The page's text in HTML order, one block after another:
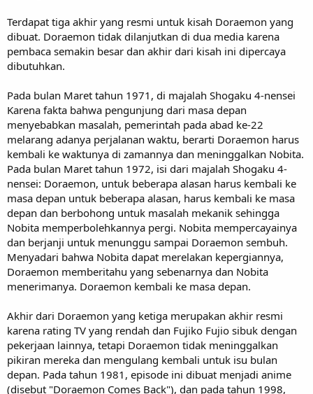
Terdapat tiga akhir yang resmi untuk kisah Doraemon yang
dibuat. Doraemon tidak dilanjutkan di dua media karena
pembaca semakin besar dan akhir dari kisah ini dipercaya
dibutuhkan.
Pada bulan Maret tahun 1971, di majalah Shogaku 4-nensei
Karena fakta bahwa pengunjung dari masa depan
menyebabkan masalah, pemerintah pada abad ke-22
melarang adanya perjalanan waktu, berarti Doraemon harus
kembali ke waktunya di zamannya dan meninggalkan Nobita.
Pada bulan Maret tahun 1972, isi dari majalah Shogaku 4-
nensei: Doraemon, untuk beberapa alasan harus kembali ke
masa depan untuk beberapa alasan, harus kembali ke masa
depan dan berbohong untuk masalah mekanik sehingga
Nobita memperbolehkannya pergi. Nobita mempercayainya
dan berjanji untuk menunggu sampai Doraemon sembuh.
Menyadari bahwa Nobita dapat merelakan kepergiannya,
Doraemon memberitahu yang sebenarnya dan Nobita
menerimanya. Doraemon kembali ke masa depan.
Akhir dari Doraemon yang ketiga merupakan akhir resmi
karena rating TV yang rendah dan Fujiko Fujio sibuk dengan
pekerjaan lainnya, tetapi Doraemon tidak meninggalkan
pikiran mereka dan mengulang kembali untuk isu bulan
depan. Pada tahun 1981, episode ini dibuat menjadi anime
(disebut "Doraemon Comes Back"), dan pada tahun 1998,